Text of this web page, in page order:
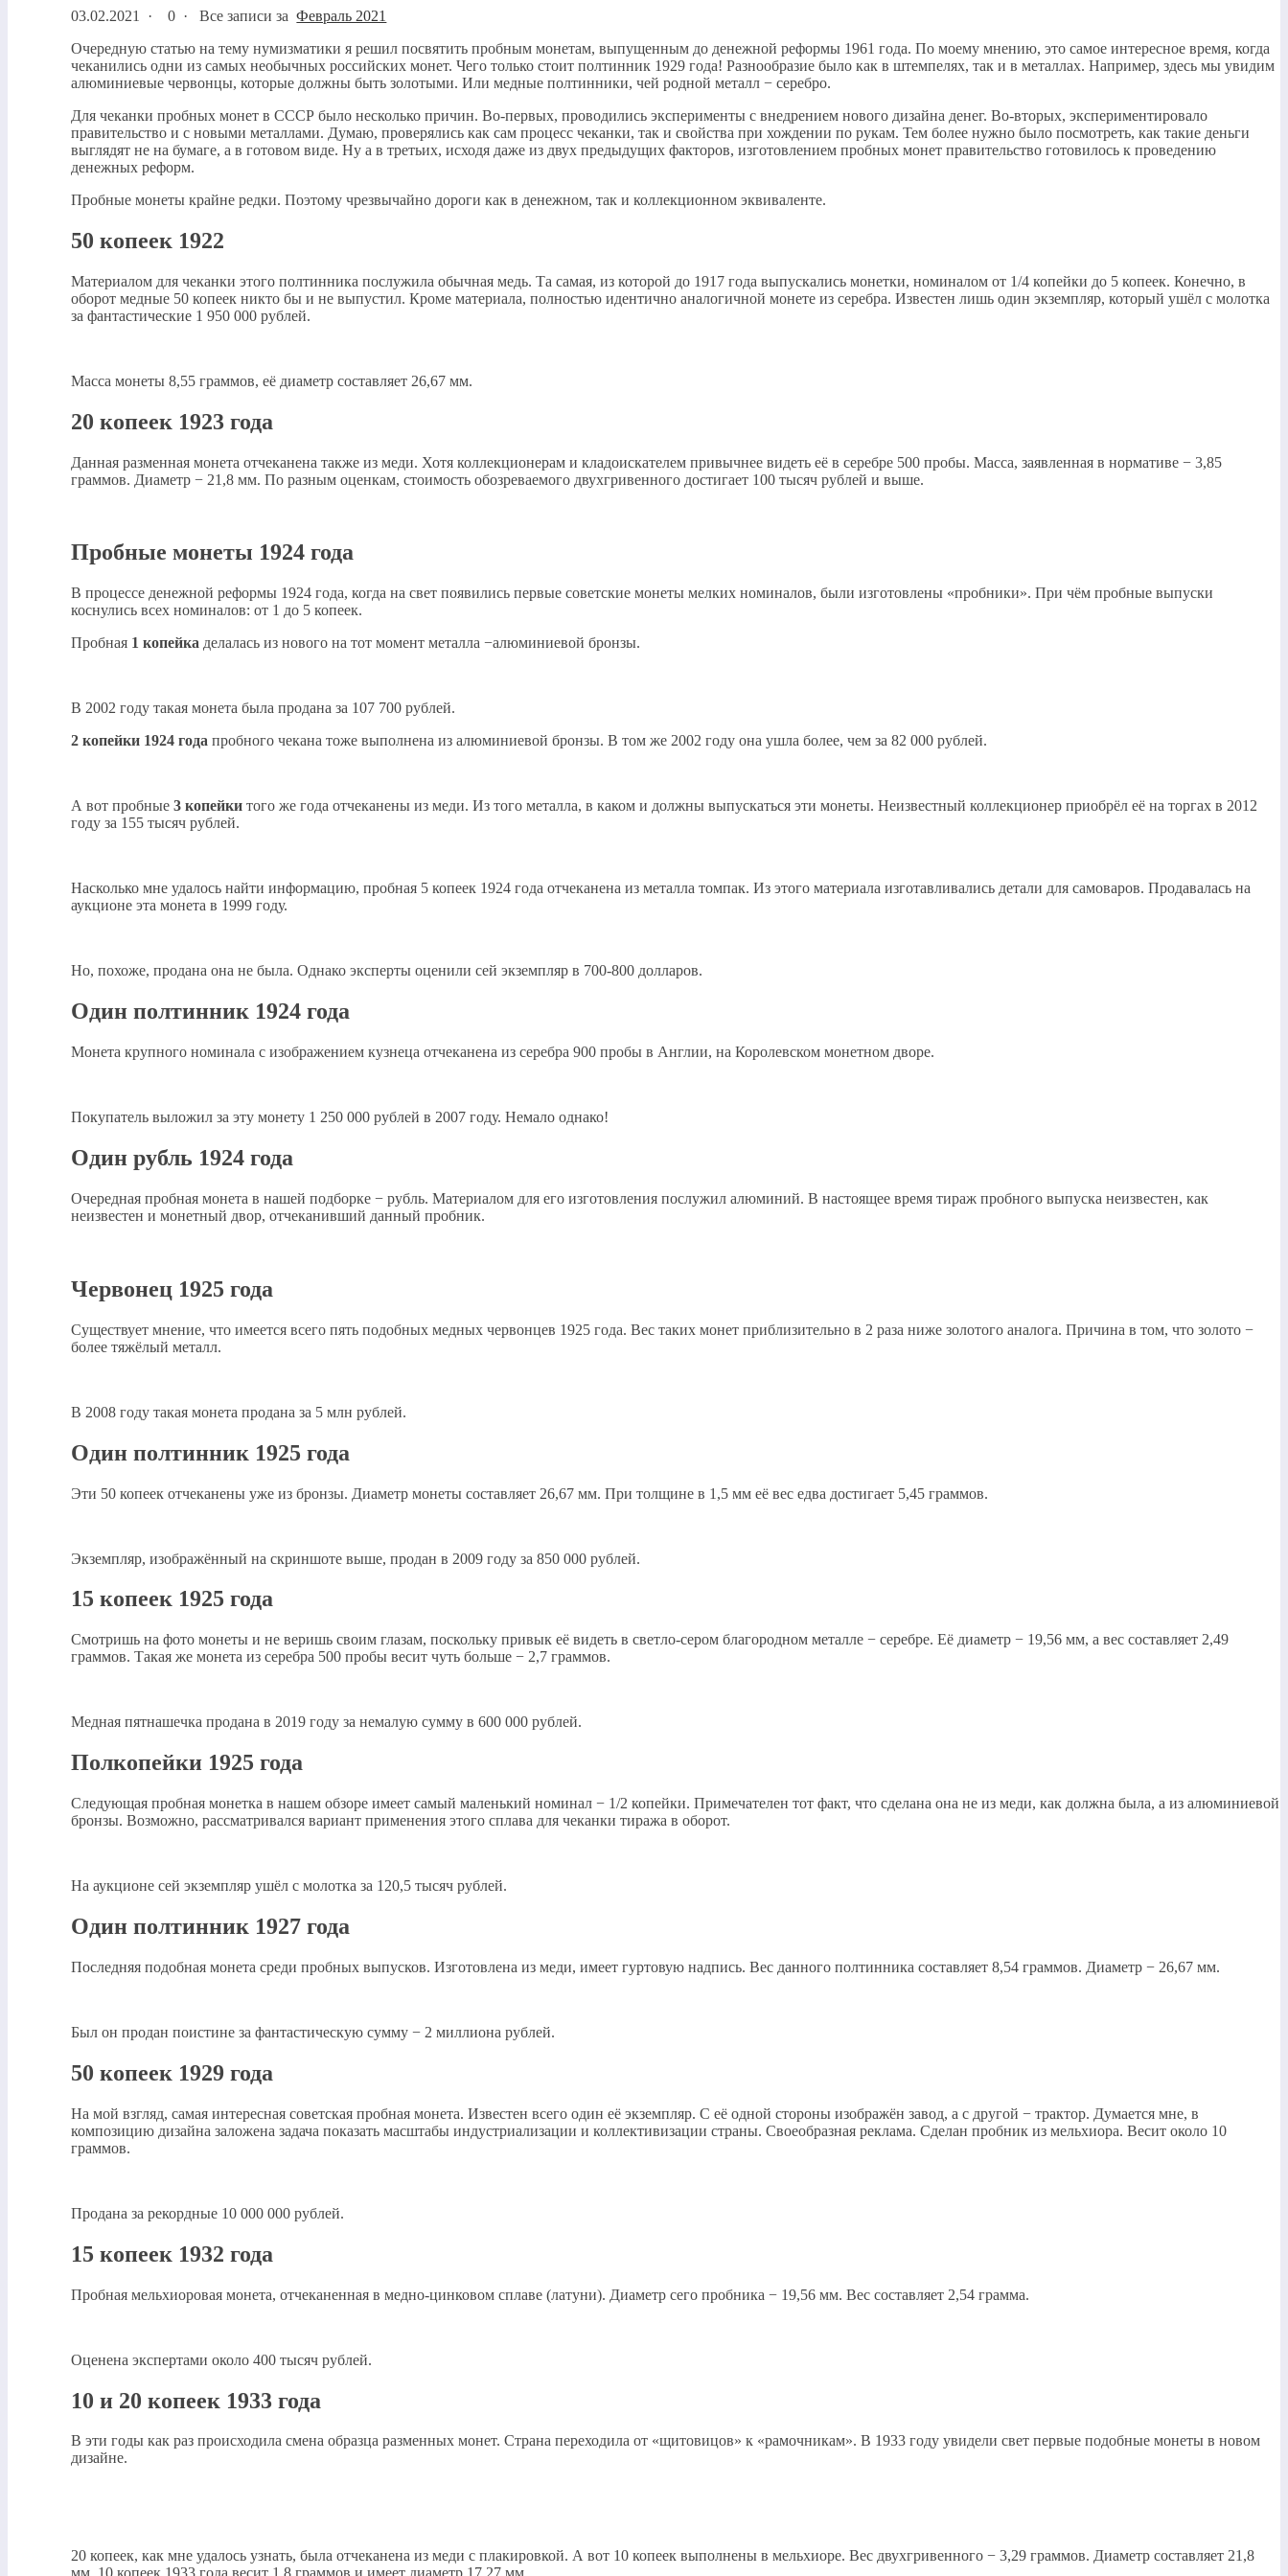
03.02.2021 · 0 ·Все записи заФевраль 2021
Очередную статью на тему нумизматики я решил посвятить пробным монетам, выпущенным до денежной реформы 1961 года. По моему мнению, это самое интересное время, когда
чеканились одни из самых необычных российских монет. Чего только стоит полтинник 1929 года! Разнообразие было как в штемпелях, так и в металлах. Например, здесь мы увидим
алюминиевые червонцы, которые должны быть золотыми. Или медные полтинники, чей родной металл − серебро.
Для чеканки пробных монет в СССР было несколько причин. Во-первых, проводились эксперименты с внедрением нового дизайна денег. Во-вторых, экспериментировало
правительство и с новыми металлами. Думаю, проверялись как сам процесс чеканки, так и свойства при хождении по рукам. Тем более нужно было посмотреть, как такие деньги
выглядят не на бумаге, а в готовом виде. Ну а в третьих, исходя даже из двух предыдущих факторов, изготовлением пробных монет правительство готовилось к проведению
денежных реформ.
Пробные монеты крайне редки. Поэтому чрезвычайно дороги как в денежном, так и коллекционном эквиваленте.
50 копеек 1922
Материалом для чеканки этого полтинника послужила обычная медь. Та самая, из которой до 1917 года выпускались монетки, номиналом от 1/4 копейки до 5 копеек. Конечно, в
оборот медные 50 копеек никто бы и не выпустил. Кроме материала, полностью идентично аналогичной монете из серебра. Известен лишь один экземпляр, который ушёл с молотка
за фантастические 1 950 000 рублей.
Масса монеты 8,55 граммов, её диаметр составляет 26,67 мм.
20 копеек 1923 года
Данная разменная монета отчеканена также из меди. Хотя коллекционерам и кладоискателем привычнее видеть её в серебре 500 пробы. Масса, заявленная в нормативе − 3,85
граммов. Диаметр − 21,8 мм. По разным оценкам, стоимость обозреваемого двухгривенного достигает 100 тысяч рублей и выше.
Пробные монеты 1924 года
В процессе денежной реформы 1924 года, когда на свет появились первые советские монеты мелких номиналов, были изготовлены «пробники». При чём пробные выпуски
коснулись всех номиналов: от 1 до 5 копеек.
Пробная 1 копейка делалась из нового на тот момент металла −алюминиевой бронзы.
В 2002 году такая монета была продана за 107 700 рублей.
2 копейки 1924 года пробного чекана тоже выполнена из алюминиевой бронзы. В том же 2002 году она ушла более, чем за 82 000 рублей.
А вот пробные3 копейки того же года отчеканены из меди. Из того металла, в каком и должны выпускаться эти монеты. Неизвестный коллекционер приобрёл её на торгах в 2012
году за 155 тысяч рублей.
Насколько мне удалось найти информацию, пробная 5 копеек 1924 года отчеканена из металла томпак. Из этого материала изготавливались детали для самоваров. Продавалась на
аукционе эта монета в 1999 году.
Но, похоже, продана она не была. Однако эксперты оценили сей экземпляр в 700-800 долларов.
Один полтинник 1924 года
Монета крупного номинала с изображением кузнеца отчеканена из серебра 900 пробы в Англии, на Королевском монетном дворе.
Покупатель выложил за эту монету 1 250 000 рублей в 2007 году. Немало однако!
Один рубль 1924 года
Очередная пробная монета в нашей подборке − рубль. Материалом для его изготовления послужил алюминий. В настоящее время тираж пробного выпуска неизвестен, как
неизвестен и монетный двор, отчеканивший данный пробник.
Червонец 1925 года
Существует мнение, что имеется всего пять подобных медных червонцев 1925 года. Вес таких монет приблизительно в 2 раза ниже золотого аналога. Причина в том, что золото −
более тяжёлый металл.
В 2008 году такая монета продана за 5 млн рублей.
Один полтинник 1925 года
Эти 50 копеек отчеканены уже из бронзы. Диаметр монеты составляет 26,67 мм. При толщине в 1,5 мм её вес едва достигает 5,45 граммов.
Экземпляр, изображённый на скриншоте выше, продан в 2009 году за 850 000 рублей.
15 копеек 1925 года
Смотришь на фото монеты и не веришь своим глазам, поскольку привык её видеть в светло-сером благородном металле − серебре. Её диаметр − 19,56 мм, а вес составляет 2,49
граммов. Такая же монета из серебра 500 пробы весит чуть больше − 2,7 граммов.
Медная пятнашечка продана в 2019 году за немалую сумму в 600 000 рублей.
Полкопейки 1925 года
Следующая пробная монетка в нашем обзоре имеет самый маленький номинал − 1/2 копейки. Примечателен тот факт, что сделана она не из меди, как должна была, а из алюминиевой
бронзы. Возможно, рассматривался вариант применения этого сплава для чеканки тиража в оборот.
На аукционе сей экземпляр ушёл с молотка за 120,5 тысяч рублей.
Один полтинник 1927 года
Последняя подобная монета среди пробных выпусков. Изготовлена из меди, имеет гуртовую надпись. Вес данного полтинника составляет 8,54 граммов. Диаметр − 26,67 мм.
Был он продан поистине за фантастическую сумму − 2 миллиона рублей.
50 копеек 1929 года
На мой взгляд, самая интересная советская пробная монета. Известен всего один её экземпляр. С её одной стороны изображён завод, а с другой − трактор. Думается мне, в
композицию дизайна заложена задача показать масштабы индустриализации и коллективизации страны. Своеобразная реклама. Сделан пробник из мельхиора. Весит около 10
граммов.
Продана за рекордные 10 000 000 рублей.
15 копеек 1932 года
Пробная мельхиоровая монета, отчеканенная в медно-цинковом сплаве (латуни). Диаметр сего пробника − 19,56 мм. Вес составляет 2,54 грамма.
Оценена экспертами около 400 тысяч рублей.
10 и 20 копеек 1933 года
В эти годы как раз происходила смена образца разменных монет. Страна переходила от «щитовицов» к «рамочникам». В 1933 году увидели свет первые подобные монеты в новом
дизайне.
20 копеек, как мне удалось узнать, была отчеканена из меди с плакировкой. А вот 10 копеек выполнены в мельхиоре. Вес двухгривенного − 3,29 граммов. Диаметр составляет 21,8